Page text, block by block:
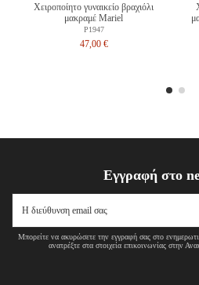
Χειροποίητο γυναικείο βραχιόλι
μακραμέ Mariel
P1947
47,00 €
Εγγραφή στο
Μπορείτε να ακυρώσετε την εγγραφή σας στο
ανατρέξτε στα στοιχεία επικοινωνίας στην